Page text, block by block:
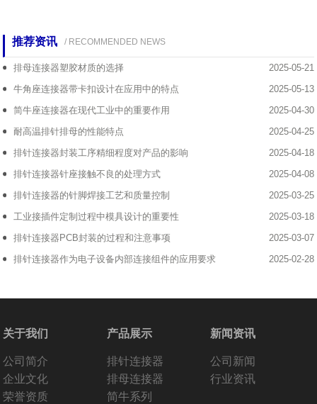
推荐资讯 / RECOMMENDED NEWS
2025-05-21
排母连接器塑胶材质的选择
2025-05-13
牛角座连接器带卡扣设计在应用中的特点
2025-04-30
简牛座连接器在现代工业中的重要作用
2025-04-25
耐高温排针排母的性能特点
2025-04-18
排针连接器封装工序精细程度对产品的影响
2025-04-08
排针连接器针座接触不良的处理方式
2025-03-25
排针连接器的针脚焊接工艺和质量控制
2025-03-18
工业接插件定制过程中模具设计的重要性
2025-03-07
排针连接器PCB封装的过程和注意事项
2025-02-28
排针连接器作为电子设备内部连接组件的应用要求
关于我们
公司简介
企业文化
荣誉资质
产品展示
排针连接器
排母连接器
简牛系列
新闻资讯
公司新闻
行业资讯